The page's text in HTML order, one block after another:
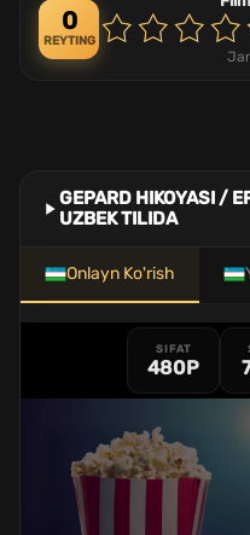
0
REYTING
GEPARD HIKOYASI /
UZBEK TILIDA
Onlayn Ko'rish
SIFAT
480P